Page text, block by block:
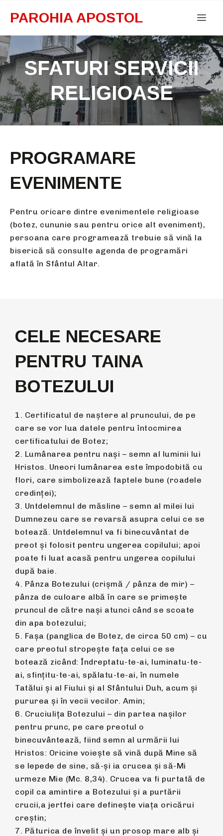
PAROHIA APOSTOL
SFATURI SERVICII
RELIGIOASE
PROGRAMARE
EVENIMENTE
Pentru oricare dintre evenimentele religioase
(botez, cununie sau pentru orice alt eveniment),
persoana care programează trebuie să vină la
biserică să consulte agenda de programări
aflată în Sfântul Altar.
CELE NECESARE
PENTRU TAINA
BOTEZULUI
1. Certificatul de naștere al pruncului, de pe
care se vor lua datele pentru întocmirea
certificatului de Botez;
2. Lumânarea pentru nași – semn al luminii lui
Hristos. Uneori lumânarea este împodobită cu
flori, care simbolizează faptele bune (roadele
credinței);
3. Untdelemnul de măsline – semn al milei lui
Dumnezeu care se revarsă asupra celui ce se
botează. Untdelemnul va fi binecuvântat de
preot și folosit pentru ungerea copilului; apoi
poate fi luat acasă pentru ungerea copilului
după baie.
4. Pânza Botezului (crișmă / pânza de mir) –
pânza de culoare albă în care se primește
pruncul de către nași atunci când se scoate
din apa botezului;
5. Fașa (panglica de Botez, de circa 50 cm) – cu
care preotul stropeşte faţa celui ce se
botează zicând: Îndreptatu-te-ai, luminatu-te-
ai, sfinţitu-te-ai, spălatu-te-ai, în numele
Tatălui şi al Fiului şi al Sfântului Duh, acum şi
pururea şi în vecii vecilor. Amin;
6. Cruciulița Botezului – din partea nașilor
pentru prunc, pe care preotul o
binecuvântează, fiind semn al urmării lui
Hristos: Oricine voieşte să vină după Mine să
se lepede de sine, să-şi ia crucea şi să-Mi
urmeze Mie (Mc. 8,34). Crucea va fi purtată de
copil ca amintire a Botezului și a purtării
crucii,a jertfei care definește viața oricărui
creștin;
7. Păturica de învelit și un prosop mare alb și